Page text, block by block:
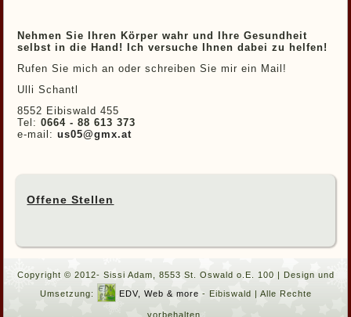
Nehmen Sie Ihren Körper wahr und Ihre Gesundheit
selbst in die Hand! Ich versuche Ihnen dabei zu helfen!
Rufen Sie mich an oder schreiben Sie mir ein Mail!
Ulli Schantl
8552 Eibiswald 455
Tel:0664 - 88 613 373
e-mail:us05@gmx.at
Offene Stellen
Copyright © 2012- Sissi Adam, 8553 St. Oswald o.E. 100 | Design und
Umsetzung: EDV, Web & more - Eibiswald | Alle Rechte
vorbehalten.